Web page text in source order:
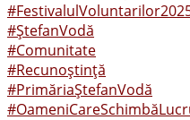
#ȘtefanVodă
#Comunitate
#Recunoștință
#PrimăriaȘtefanVodă